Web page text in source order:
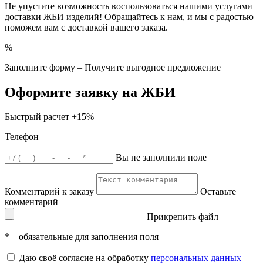
Не упустите возможность воспользоваться нашими услугами
доставки ЖБИ изделий! Обращайтесь к нам, и мы с радостью
поможем вам с доставкой вашего заказа.
%
Заполните форму – Получите выгодное предложение
Оформите заявку на ЖБИ
Быстрый расчет +15%
Телефон
Вы не заполнили поле
Комментарий к заказу
Оставьте
комментарий
Прикрепить файл
* – обязательные для заполнения поля
Даю своё согласие на обработку персональных данных